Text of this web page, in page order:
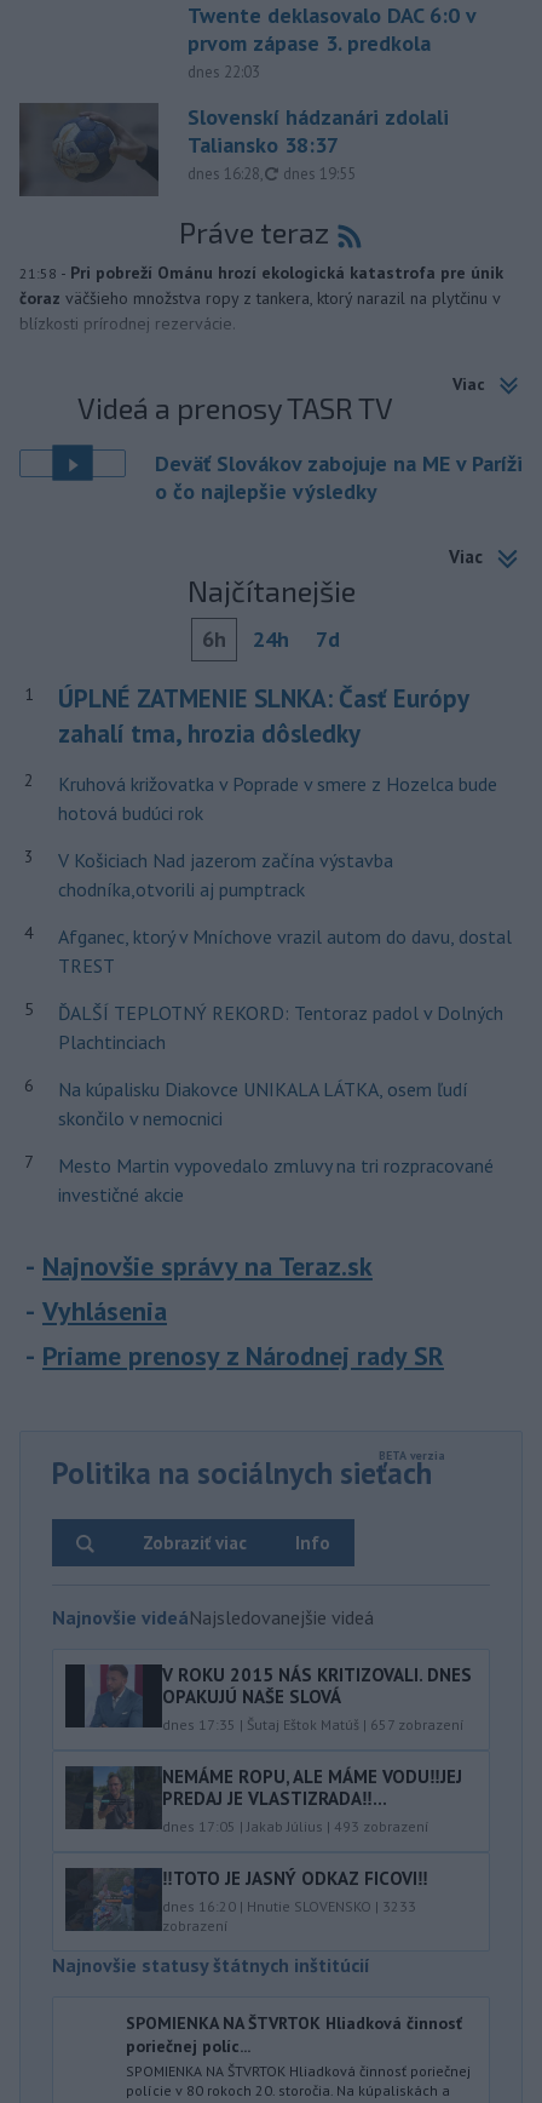
Twente deklasovalo DAC 6:0 v
prvom zápase 3. predkola
dnes 22:03
Slovenskí hádzanári zdolali
Taliansko 38:37
dnes 16:28, aktualizované
dnes 19:55
Práve teraz
21:58 - Pri pobreží Ománu hrozí ekologická katastrofa pre únik
čoraz väčšieho množstva ropy z tankera, ktorý narazil na plytčinu v
blízkosti prírodnej rezervácie.
Viac
Videá a prenosy TASR TV
Deväť Slovákov zabojuje na ME v Paríži
o čo najlepšie výsledky
Viac
Najčítanejšie
6h 24h 7d
1
ÚPLNÉ ZATMENIE SLNKA: Časť Európy
zahalí tma, hrozia dôsledky
2
Kruhová križovatka v Poprade v smere z Hozelca bude
hotová budúci rok
3
V Košiciach Nad jazerom začína výstavba
chodníka,otvorili aj pumptrack
4
Afganec, ktorý v Mníchove vrazil autom do davu, dostal
TREST
5
ĎALŠÍ TEPLOTNÝ REKORD: Tentoraz padol v Dolných
Plachtinciach
6
Na kúpalisku Diakovce UNIKALA LÁTKA, osem ľudí
skončilo v nemocnici
7
Mesto Martin vypovedalo zmluvy na tri rozpracované
investičné akcie
Najnovšie správy na Teraz.sk
Vyhlásenia
Priame prenosy z Národnej rady SR
Politika na sociálnych sieťach
Info
Zobraziť viac
Najnovšie videáNajsledovanejšie videá
V ROKU 2015 NÁS KRITIZOVALI. DNES
OPAKUJÚ NAŠE SLOVÁ
dnes 17:35 | Šutaj Eštok Matúš | 657 zobrazení
NEMÁME ROPU, ALE MÁME VODU‼️JEJ
PREDAJ JE VLASTIZRADA‼️...
dnes 17:05 | Jakab Július | 493 zobrazení
‼️TOTO JE JASNÝ ODKAZ FICOVI‼️
dnes 16:20 | Hnutie SLOVENSKO | 3233
zobrazení
Najnovšie statusy štátnych inštitúcií
SPOMIENKA NA ŠTVRTOK Hliadková činnosť
poriečnej políc...
SPOMIENKA NA ŠTVRTOK Hliadková činnosť poriečnej
polície v 80 rokoch 20. storočia. Na kúpaliskách a